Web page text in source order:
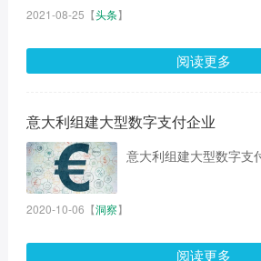
2021-08-25 【头条】
阅读更多
意大利组建大型数字支付企业
意大利组建大型数字支
2020-10-06 【洞察】
阅读更多